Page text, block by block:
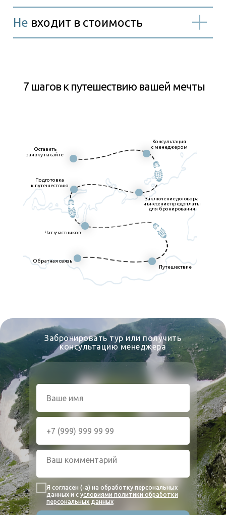
7 шагов к путешествию вашей мечты
Подготовка
к путешествию
Оставить
заявку на сайте
Чат участников
Путешествие
Обратная связь
Консультация
с менеджером
Заключение договора
и внесение предоплаты
для бронирования
Забронировать тур или получить
консультацию менеджера
Я согласен (-а) на обработку персональных
данных и с условиями политики обработки
персональных данных